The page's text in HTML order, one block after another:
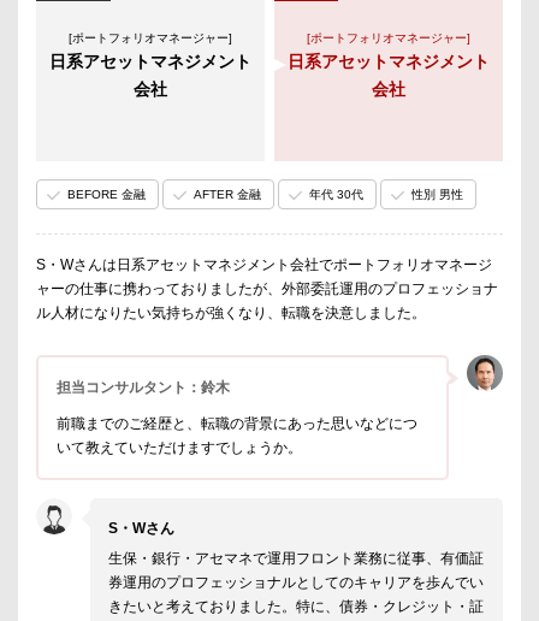
[ポートフォリオマネージャー]
日系アセットマネジメント
会社
[ポートフォリオマネージャー]
日系アセットマネジメント
会社
BEFORE 金融 AFTER 金融 年代 30代 性別 男性
S・Wさんは日系アセットマネジメント会社でポートフォリオマネージ
ャーの仕事に携わっておりましたが、外部委託運用のプロフェッショナ
ル人材になりたい気持ちが強くなり、転職を決意しました。
担当コンサルタント：鈴木
前職までのご経歴と、転職の背景にあった思いなどにつ
いて教えていただけますでしょうか。
S・Wさん
生保・銀行・アセマネで運用フロント業務に従事、有価証
券運用のプロフェッショナルとしてのキャリアを歩んでい
きたいと考えておりました。特に、債券・クレジット・証